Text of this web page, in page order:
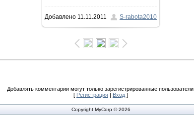
95.1Kb
Добавлено 11.11.2011 S-rabota2010
Добавлять комментарии могут только зарегистрированные пользователи.
[ Регистрация | Вход ]
Copyright MyCorp © 2026